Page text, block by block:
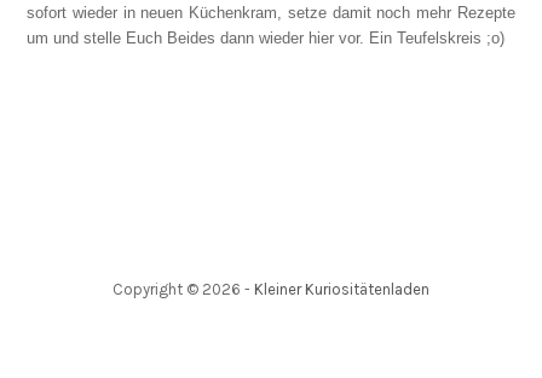
sofort wieder in neuen Küchenkram, setze damit noch mehr Rezepte
um und stelle Euch Beides dann wieder hier vor. Ein Teufelskreis ;o)
Copyright © 2026 - Kleiner Kuriositätenladen